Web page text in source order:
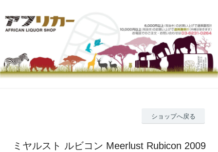
ショップへ戻る
ミヤルスト ルビコン Meerlust Rubicon 2009